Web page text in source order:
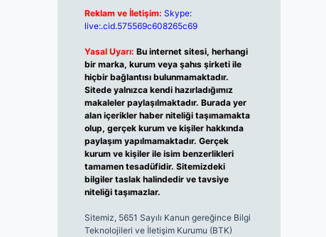
Reklam ve İletişim: Skype:
live:.cid.575569c608265c69
Yasal Uyarı: Bu internet sitesi, herhangi
bir marka, kurum veya şahıs şirketi ile
hiçbir bağlantısı bulunmamaktadır.
Sitede yalnızca kendi hazırladığımız
makaleler paylaşılmaktadır. Burada yer
alan içerikler haber niteliği taşımamakta
olup, gerçek kurum ve kişiler hakkında
paylaşım yapılmamaktadır. Gerçek
kurum ve kişiler ile isim benzerlikleri
tamamen tesadüfidir. Sitemizdeki
bilgiler taslak halindedir ve tavsiye
niteliği taşımazlar.
Sitemiz, 5651 Sayılı Kanun gereğince Bilgi
Teknolojileri ve İletişim Kurumu (BTK)